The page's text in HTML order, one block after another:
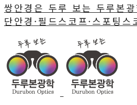
쌍안경은 두루 보는 두루본
단안경·필드스코프·스포팅